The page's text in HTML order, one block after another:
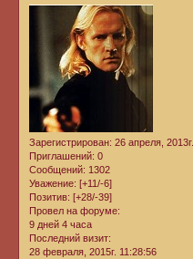
Зарегистрирован: 26 апреля, 2013г.
Приглашений: 0
Сообщений: 1302
Уважение: [+11/-6]
Позитив: [+28/-39]
Провел на форуме:
9 дней 4 часа
Последний визит:
28 февраля, 2015г. 11:28:56